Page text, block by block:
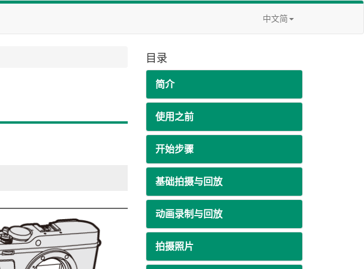
中文简
目录
简介
使用之前
开始步骤
基础拍摄与回放
动画录制与回放
拍摄照片